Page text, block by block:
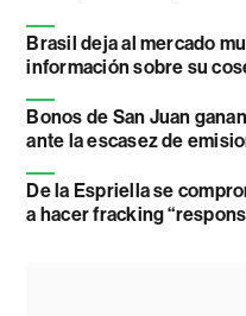
Brasil deja al mercado
información sobre su
Bonos de San Juan
ante la escasez de
De la Espriella se
a hacer fracking